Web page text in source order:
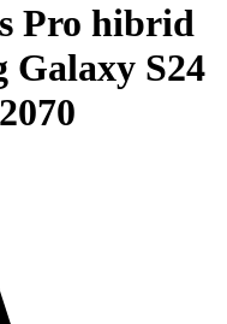
Pro hibrid
Galaxy S24